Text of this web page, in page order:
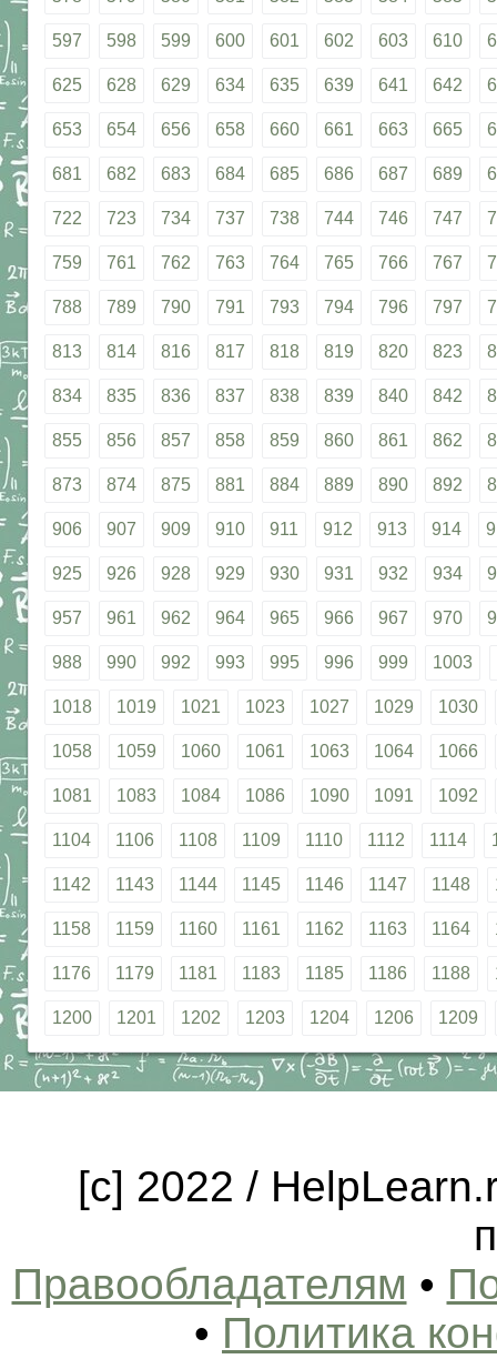
597 598 599 600 601 602 603 610
625 628 629 634 635 639 641 642
653 654 656 658 660 661 663 665
681 682 683 684 685 686 687 689
722 723 734 737 738 744 746 747
759 761 762 763 764 765 766 767
788 789 790 791 793 794 796 797
813 814 816 817 818 819 820 823
834 835 836 837 838 839 840 842
855 856 857 858 859 860 861 862
873 874 875 881 884 889 890 892
906 907 909 910 911 912 913 914
925 926 928 929 930 931 932 934
957 961 962 964 965 966 967 970
988 990 992 993 995 996 999 1003
1018 1019 1021 1023 1027 1029 1030
1058 1059 1060 1061 1063 1064 1066
1081 1083 1084 1086 1090 1091 1092
1104 1106 1108 1109 1110 1112 1114
1142 1143 1144 1145 1146 1147 1148
1158 1159 1160 1161 1162 1163 1164
1176 1179 1181 1183 1185 1186 1188
1200 1201 1202 1203 1204 1206 1209
[c] 2022 /
Правообладателям •
• Политика